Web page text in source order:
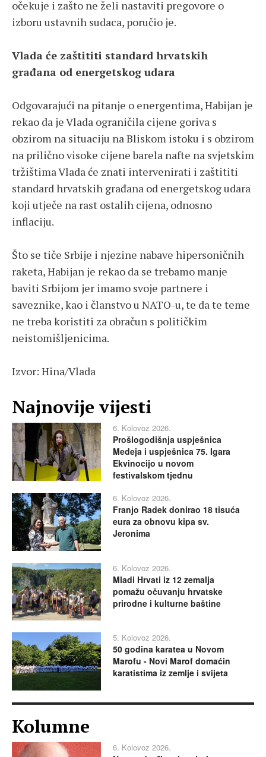
očekuje i zašto ne želi nastaviti pregovore o
izboru ustavnih sudaca, poručio je.
Vlada će zaštititi standard hrvatskih
građana od energetskog udara
Odgovarajući na pitanje o energentima, Habijan je
rekao da je Vlada ograničila cijene goriva s
obzirom na situaciju na Bliskom istoku i s obzirom
na prilično visoke cijene barela nafte na svjetskim
tržištima Vlada će znati intervenirati i zaštititi
standard hrvatskih građana od energetskog udara
koji utječe na rast ostalih cijena, odnosno
inflaciju.
Što se tiče Srbije i njezine nabave hipersoničnih
raketa, Habijan je rekao da se trebamo manje
baviti Srbijom jer imamo svoje partnere i
saveznike, kao i članstvo u NATO-u, te da te teme
ne treba koristiti za obračun s političkim
neistomišljenicima.
Izvor: Hina/Vlada
Najnovije vijesti
6. Kolovoz 2026.
Prošlogodišnja uspješnica
Medeja i uspješnica 75. Igara
Ekvinocijo u novom
festivalskom tjednu
6. Kolovoz 2026.
Franjo Radek donirao 18 tisuća
eura za obnovu kipa sv.
Jeronima
6. Kolovoz 2026.
Mladi Hrvati iz 12 zemalja
pomažu očuvanju hrvatske
prirodne i kulturne baštine
5. Kolovoz 2026.
50 godina karatea u Novom
Marofu - Novi Marof domaćin
karatistima iz zemlje i svijeta
Kolumne
6. Kolovoz 2026.